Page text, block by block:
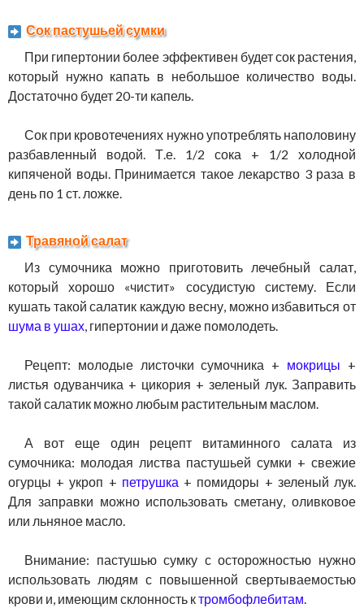
Сок пастушьей сумки
При гипертонии более эффективен будет сок растения,
который нужно капать в небольшое количество воды.
Достаточно будет 20-ти капель.
Сок при кровотечениях нужно употреблять наполовину
разбавленный водой. Т.е. 1/2 сока + 1/2 холодной
кипяченой воды. Принимается такое лекарство 3 раза в
день по 1 ст. ложке.
Травяной салат
Из сумочника можно приготовить лечебный салат,
который хорошо «чистит» сосудистую систему. Если
кушать такой салатик каждую весну, можно избавиться от
шума в ушах, гипертонии и даже помолодеть.
Рецепт: молодые листочки сумочника + мокрицы +
листья одуванчика + цикория + зеленый лук. Заправить
такой салатик можно любым растительным маслом.
А вот еще один рецепт витаминного салата из
сумочника: молодая листва пастушьей сумки + свежие
огурцы + укроп + петрушка + помидоры + зеленый лук.
Для заправки можно использовать сметану, оливковое
или льняное масло.
Внимание: пастушью сумку с осторожностью нужно
использовать людям с повышенной свертываемостью
крови и, имеющим склонность ктромбофлебитам.